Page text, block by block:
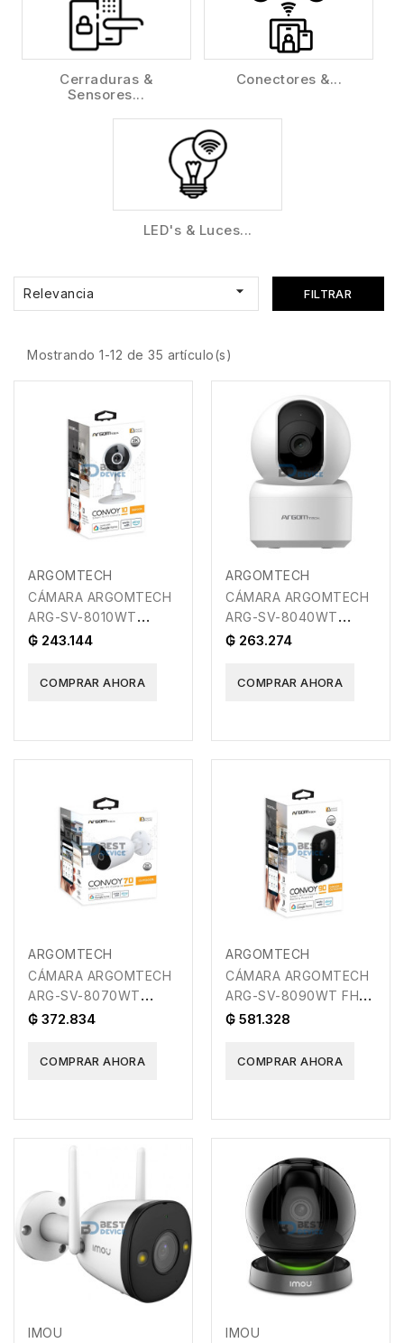
Cerraduras &
Sensores...
Conectores &...
LED's & Luces...
Relevancia  FILTRAR
Mostrando 1-12 de 35 artículo(s)
ARGOMTECH
CÁMARA ARGOMTECH
ARG-SV-8010WT
CONVOY 10 SMART
₲ 243.144
COMPRAR AHORA
ARGOMTECH
CÁMARA ARGOMTECH
ARG-SV-8040WT
CONVOY 40 SMART
₲ 263.274
COMPRAR AHORA
ARGOMTECH
CÁMARA ARGOMTECH
ARG-SV-8070WT
CONVOY 70 SMART
₲ 372.834
COMPRAR AHORA
ARGOMTECH
CÁMARA ARGOMTECH
ARG-SV-8090WT FHD
1080P CONVOY 90
₲ 581.328
COMPRAR AHORA
IMOU IMOU